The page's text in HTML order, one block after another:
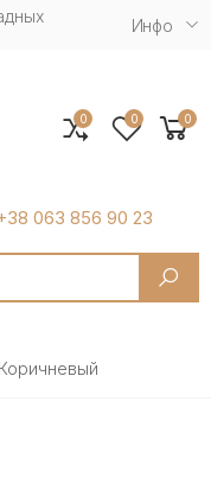
Инфо
063 856 90 23
0 0 0